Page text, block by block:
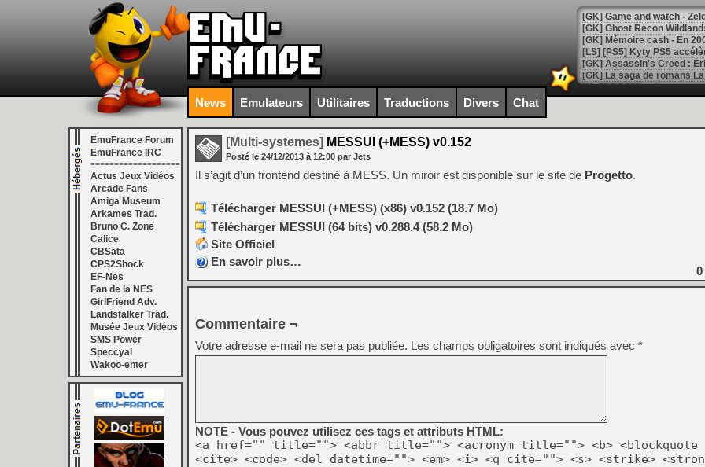
[Mo5] DOOM arrive en
[GK] Bethesda fête les 30
[GK] Roblox : l'action en
[GK] Agenda - GeForce
[GK] Devolver Digital en a
[LS] [PS5] ps5-y2jb-
[GK] Pourquoi Marvel
[GK] Test : Restory : Chill
[GK] GTA 6 : Rockstar
[GK] Hot Wheels Infinite
[GK] Mémoire cash -
[GK] Résultats Nintendo :
[GK] Déjà des
[Mo5] Brickboy cherche à
[GK] Minecraft et ses «
[GK] Beast of
[GK] Ubisoft : fin de partie
[GK] Mémoire cash -
[GK] Dan Houser (GTA)
[GK] Comment EA Sports
[GK] Crimson Moon : un
[GK] Isle of Reveries : le
[GK] Moonlighter 2 : The
[GK] Capcom relance
News Emulateurs Utilitaires Traductions Divers Chat
EmuFrance Forum
EmuFrance IRC
===================
Actus Jeux Vidéos
Arcade Fans
Amiga Museum
Arkames Trad.
Bruno C. Zone
Calice
CBSata
CPS2Shock
EF-Nes
Fan de la NES
GirlFriend Adv.
Landstalker Trad.
Musée Jeux Vidéos
SMS Power
Speccyal
Wakoo-enter
[Multi-systemes] MESSUI (+MESS) v0.152
Posté le 24/12/2013 à 12:00 par Jets
Il s’agit d’un frontend destiné à MESS. Un miroir est disponible sur le site de Progetto.
Télécharger MESSUI (+MESS) (x86) v0.152 (18.7 Mo)
Télécharger MESSUI (64 bits) v0.288.4 (58.2 Mo)
Site Officiel
En savoir plus…
0
Commentaire ¬
Votre adresse e-mail ne sera pas publiée. Les champs obligatoires sont indiqués avec *
NOTE - Vous pouvez utilisez ces tags et attributs HTML:
<a href="" title=""> <abbr title=""> <acronym title=""> <b> <blockquote
<cite> <code> <del datetime=""> <em> <i> <q cite=""> <s> <strike>